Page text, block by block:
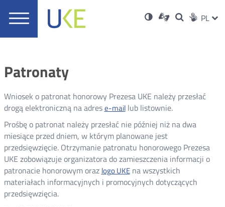
Menu
UKE
Wersja
Dla
niesłyszących
OtwórzInformacje
w
Otwórz
w Social
PL
Patronaty
Wniosek o patronat honorowy Prezesa UKE należy przesłać
drogą elektroniczną na adrese-maillub listownie.
Prośbę o patronat należy przesłać nie później niż na dwa
miesiące przed dniem, w którym planowane jest
przedsięwzięcie. Otrzymanie patronatu honorowego Prezesa
UKE zobowiązuje organizatora do zamieszczenia informacji o
patronacie honorowym oraz logo UKEna wszystkich
materiałach informacyjnych i promocyjnych dotyczących
przedsięwzięcia.